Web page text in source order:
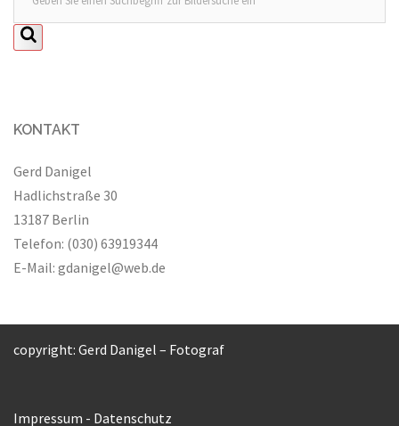
KONTAKT
Gerd Danigel
Hadlichstraße 30
13187 Berlin
Telefon: (030) 63919344
E-Mail: gdanigel@web.de
copyright: Gerd Danigel – Fotograf
Impressum - Datenschutz